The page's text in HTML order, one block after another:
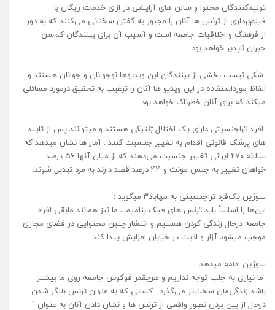
تولیدکنندگان محتوا و سالن های آرایشی در ازای خدمات رایگان با
فیلم‌برداری از ترنس ها آنان را مجبور به گفتن سخنانی می‌کنند که به دور
از فرهنگ و اخلاقيات جامعه است و آسیب آن برای بينندگان کم‌سن
جبران ناپذیر خواهد بود
شکی نیست بخشی از بینندگان این ویدیوها نوجوانان و جوانان هستند و
الفاظ مورداستفاده در این ویدیو ها آنان را ترغیب به تحقیق درمورد مسائلی
میکند که برای آنان خطرناک خواهد بود
افراد تراجنسیتی دارای یک اختلال ژنتیکی هستند و میتوانند پس از تایید
های پزشک قانونی اقدام به تغییر جنسیت کنند . آمار ها نشان میدهد که
سالانه ۲۷۰ ایرانی تغییر جنسیت می‌دهند که از میان آنها ۵۶ درصد
خواهان تغییر به جنس مونث و ۴۴ درصد قصد دارند به مرد تبدیل شوند.
سوژین یک‌فرد تراجنسیتی به مهاباد۳ میگوید :
این‌ها را اساسأ باید ترنس های فیک بنامیم ،‌ ما‌ نیز همانند مابقی افراد
جامعه درحال زندگی کردن هستیم و انتشار چنین محتوایی در فضای مجازی
موجب میشود آزار و اذیت در خیابان افزایش پیدا کند
سوژین ادامه ميدهد:
ما‌ نيازی به جلب توجه نداریم و هرچقدر فوکوس جامعه روی ما بیشتر
باشد زندگی‌مان سخت‌تر می‌گذرد . کسانی که به عنوان ترنس بلاگر شدن
درحال از بین بردن تصور واقعی از ترنس ها و نشان دادن آنان به عنوان "